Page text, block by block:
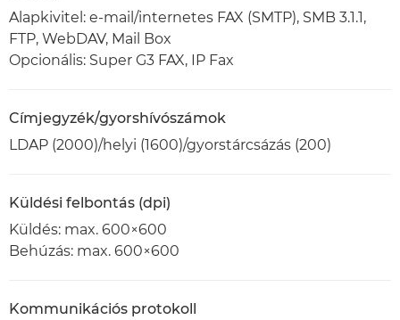
Alapkivitel: e-mail/internetes FAX (SMTP), SMB 3.1.1,
FTP, WebDAV, Mail Box
Opcionális: Super G3 FAX, IP Fax
Címjegyzék/gyorshívószámok
LDAP (2000)/helyi (1600)/gyorstárcsázás (200)
Küldési felbontás (dpi)
Küldés: max. 600×600
Behúzás: max. 600×600
Kommunikációs protokoll